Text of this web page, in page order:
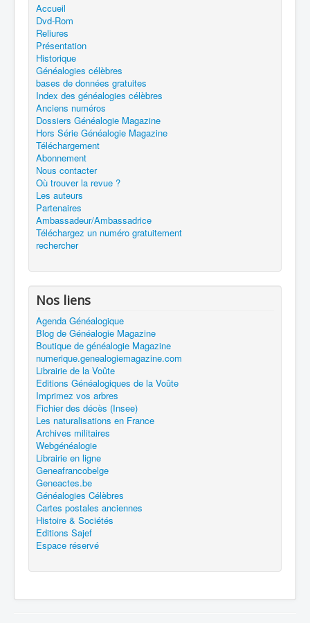
Accueil
Dvd-Rom
Reliures
Présentation
Historique
Généalogies célèbres
bases de données gratuites
Index des généalogies célèbres
Anciens numéros
Dossiers Généalogie Magazine
Hors Série Généalogie Magazine
Téléchargement
Abonnement
Nous contacter
Où trouver la revue ?
Les auteurs
Partenaires
Ambassadeur/Ambassadrice
Téléchargez un numéro gratuitement
rechercher
Nos liens
Agenda Généalogique
Blog de Généalogie Magazine
Boutique de généalogie Magazine
numerique.genealogiemagazine.com
Librairie de la Voûte
Editions Généalogiques de la Voûte
Imprimez vos arbres
Fichier des décès (Insee)
Les naturalisations en France
Archives militaires
Webgénéalogie
Librairie en ligne
Geneafrancobelge
Geneactes.be
Généalogies Célèbres
Cartes postales anciennes
Histoire & Sociétés
Editions Sajef
Espace réservé